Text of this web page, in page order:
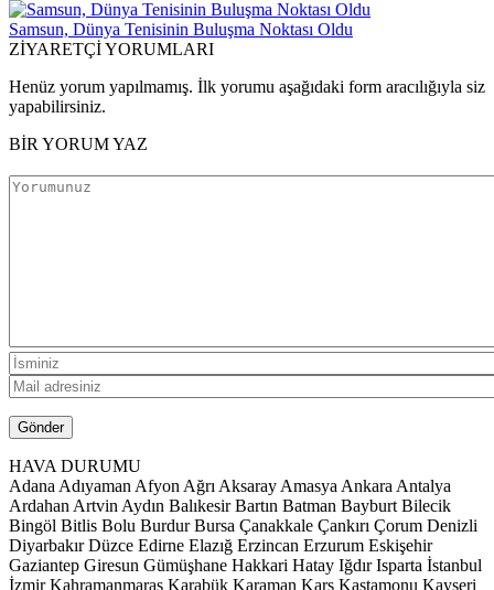
Samsun, Dünya Tenisinin Buluşma Noktası Oldu
ZİYARETÇİ YORUMLARI
Henüz yorum yapılmamış. İlk yorumu aşağıdaki form aracılığıyla siz
yapabilirsiniz.
BİR YORUM YAZ
HAVA DURUMU
Adana Adıyaman Afyon Ağrı Aksaray Amasya Ankara Antalya
Ardahan Artvin Aydın Balıkesir Bartın Batman Bayburt Bilecik
Bingöl Bitlis Bolu Burdur Bursa Çanakkale Çankırı Çorum Denizli
Diyarbakır Düzce Edirne Elazığ Erzincan Erzurum Eskişehir
Gaziantep Giresun Gümüşhane Hakkari Hatay Iğdır Isparta İstanbul
İzmir Kahramanmaraş Karabük Karaman Kars Kastamonu Kayseri